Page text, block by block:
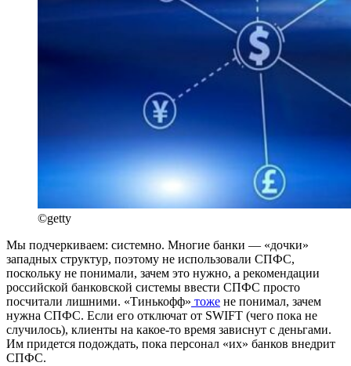
©getty
Мы подчеркиваем: системно. Многие банки — «дочки»
западных структур, поэтому не использовали СПФС,
поскольку не понимали, зачем это нужно, а рекомендации
российской банковской системы ввести СПФС просто
посчитали лишними. «Тинькофф» тоже не понимал, зачем
нужна СПФС. Если его отключат от SWIFT (чего пока не
случилось), клиенты на какое-то время зависнут с деньгами.
Им придется подождать, пока персонал «их» банков внедрит
СПФС.